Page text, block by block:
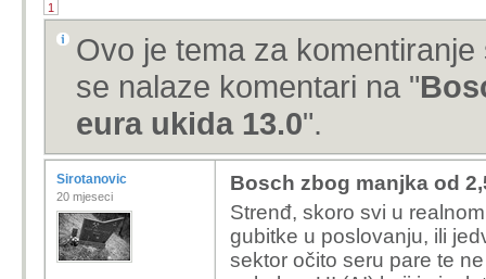
1
Ovo je tema za
se nalaze komentari na "
eura ukida 13.0".
Sirotanovic
20 mjeseci
Bosch zbog manjka od
Strenđ, skoro svi u
gubitke u poslovanju, ili
sektor očito seru pare te